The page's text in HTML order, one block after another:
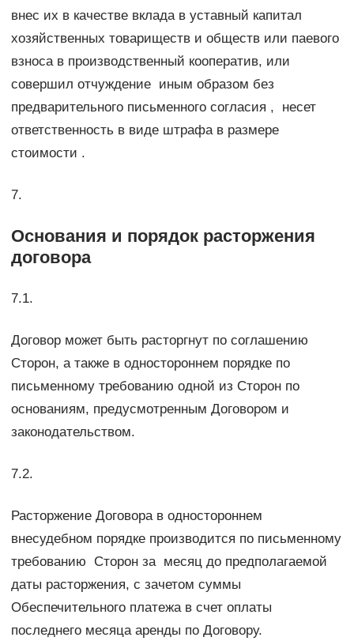
внес их в качестве вклада в уставный капитал
хозяйственных товариществ и обществ или паевого
взноса в производственный кооператив, или
совершил отчуждение иным образом без
предварительного письменного согласия , несет
ответственность в виде штрафа в размере
стоимости .
7.
Основания и порядок расторжения
договора
7.1.
Договор может быть расторгнут по соглашению
Сторон, а также в одностороннем порядке по
письменному требованию одной из Сторон по
основаниям, предусмотренным Договором и
законодательством.
7.2.
Расторжение Договора в одностороннем
внесудебном порядке производится по письменному
требованию Сторон за месяц до предполагаемой
даты расторжения, с зачетом суммы
Обеспечительного платежа в счет оплаты
последнего месяца аренды по Договору.